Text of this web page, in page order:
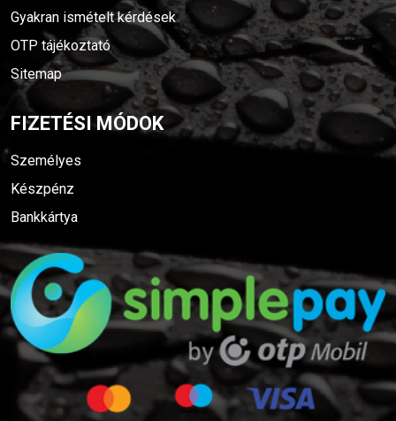
Gyakran ismételt kérdések
OTP tájékoztató
Sitemap
FIZETÉSI MÓDOK
Személyes
Készpénz
Bankkártya